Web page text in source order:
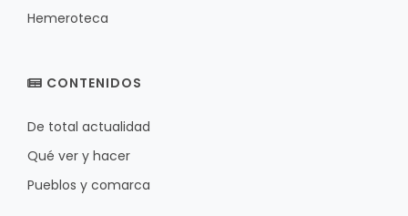
Hemeroteca
CONTENIDOS
De total actualidad
Qué ver y hacer
Pueblos y comarca